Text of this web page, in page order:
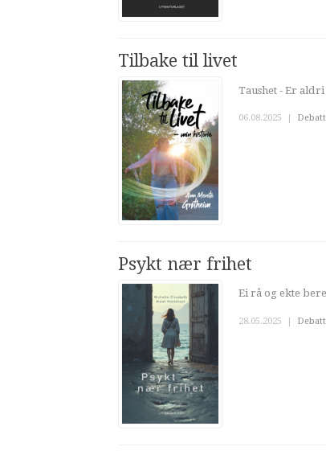
Tilbake til livet
Taushet - Er aldri
06.08.2025 |
Psykt nær frihet
Ei rå og ekte
28.05.2025 |